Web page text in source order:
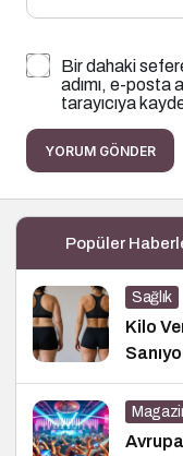
Bir dahaki
adımı, e-posta
tarayıcıya
YORUM GÖNDER
Popüler
Sağlık
Kilo